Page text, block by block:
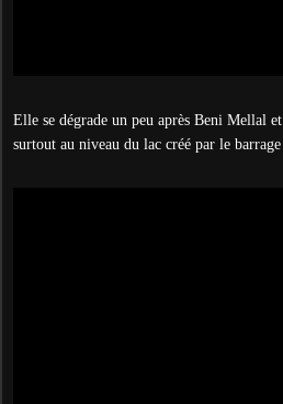
Elle se dégrade un peu après Beni Mellal
surtout au niveau du lac créé par le